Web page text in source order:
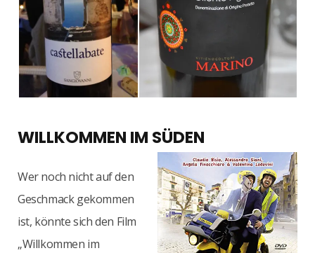
WILLKOMMEN IM SÜDEN
Wer noch nicht auf den
Geschmack gekommen
ist, könnte sich den Film
„Willkommen im